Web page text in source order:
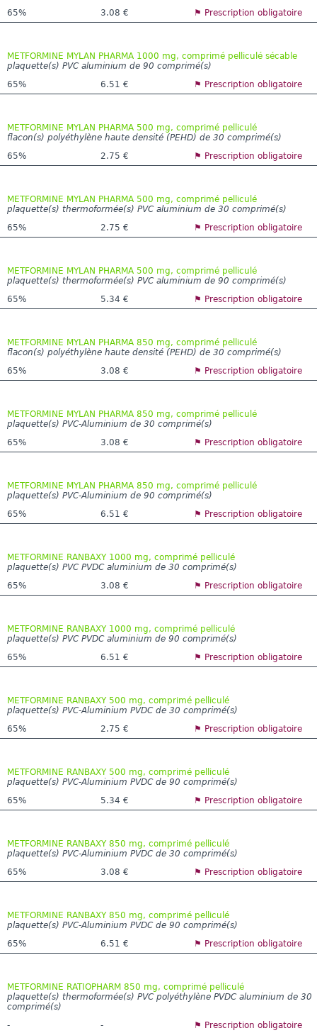
65%
3.08 € ⚑ Prescription obligatoire
METFORMINE MYLAN PHARMA 1000 mg, comprimé pelliculé sécable
plaquette(s) PVC aluminium de 90 comprimé(s)
65%
6.51 € ⚑ Prescription obligatoire
METFORMINE MYLAN PHARMA 500 mg, comprimé pelliculé
flacon(s) polyéthylène haute densité (PEHD) de 30 comprimé(s)
65%
2.75 € ⚑ Prescription obligatoire
METFORMINE MYLAN PHARMA 500 mg, comprimé pelliculé
plaquette(s) thermoformée(s) PVC aluminium de 30 comprimé(s)
65%
2.75 € ⚑ Prescription obligatoire
METFORMINE MYLAN PHARMA 500 mg, comprimé pelliculé
plaquette(s) thermoformée(s) PVC aluminium de 90 comprimé(s)
65%
5.34 € ⚑ Prescription obligatoire
METFORMINE MYLAN PHARMA 850 mg, comprimé pelliculé
flacon(s) polyéthylène haute densité (PEHD) de 30 comprimé(s)
65%
3.08 € ⚑ Prescription obligatoire
METFORMINE MYLAN PHARMA 850 mg, comprimé pelliculé
plaquette(s) PVC-Aluminium de 30 comprimé(s)
65%
3.08 € ⚑ Prescription obligatoire
METFORMINE MYLAN PHARMA 850 mg, comprimé pelliculé
plaquette(s) PVC-Aluminium de 90 comprimé(s)
65%
6.51 € ⚑ Prescription obligatoire
METFORMINE RANBAXY 1000 mg, comprimé pelliculé
plaquette(s) PVC PVDC aluminium de 30 comprimé(s)
65%
3.08 € ⚑ Prescription obligatoire
METFORMINE RANBAXY 1000 mg, comprimé pelliculé
plaquette(s) PVC PVDC aluminium de 90 comprimé(s)
65%
6.51 € ⚑ Prescription obligatoire
METFORMINE RANBAXY 500 mg, comprimé pelliculé
plaquette(s) PVC-Aluminium PVDC de 30 comprimé(s)
65%
2.75 € ⚑ Prescription obligatoire
METFORMINE RANBAXY 500 mg, comprimé pelliculé
plaquette(s) PVC-Aluminium PVDC de 90 comprimé(s)
65%
5.34 € ⚑ Prescription obligatoire
METFORMINE RANBAXY 850 mg, comprimé pelliculé
plaquette(s) PVC-Aluminium PVDC de 30 comprimé(s)
65%
3.08 € ⚑ Prescription obligatoire
METFORMINE RANBAXY 850 mg, comprimé pelliculé
plaquette(s) PVC-Aluminium PVDC de 90 comprimé(s)
65%
6.51 € ⚑ Prescription obligatoire
METFORMINE RATIOPHARM 850 mg, comprimé pelliculé
plaquette(s) thermoformée(s) PVC polyéthylène PVDC aluminium de 30
comprimé(s)
-
- ⚑ Prescription obligatoire